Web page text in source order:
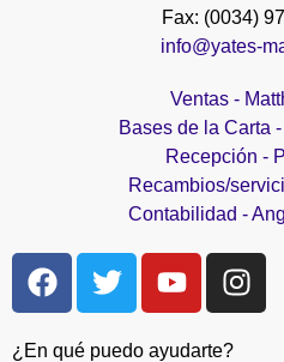
Fax: (0034)
info@yates-
Ventas -
Bases de la Carta
Recepción -
Recambios/
Contabilidad -
¿En qué puedo ayudarte?